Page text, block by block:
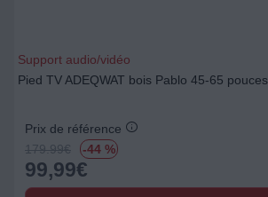
Support audio/vidéo
Pied TV ADEQWAT bois Pablo 45-65 pouces
Prix de référence
179.99€ -44 %
99,99€